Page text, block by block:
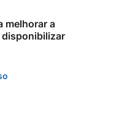
melhorar a
disponibilizar